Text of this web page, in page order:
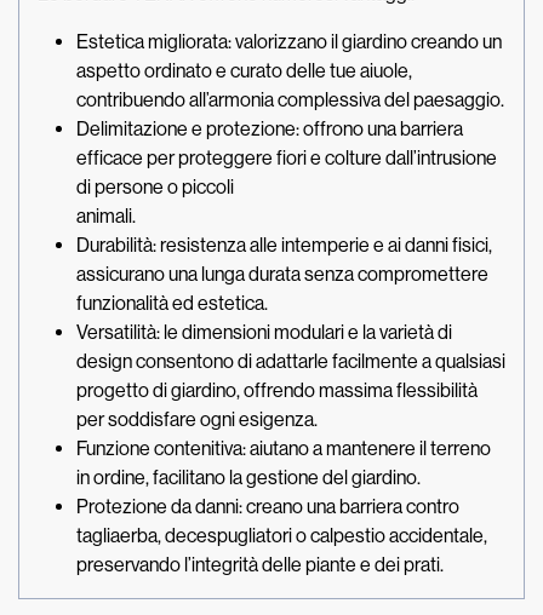
Estetica migliorata: valorizzano il giardino creando un
aspetto ordinato e curato delle tue aiuole,
contribuendo all’armonia complessiva del paesaggio.
Delimitazione e protezione: offrono una barriera
efficace per proteggere fiori e colture dall’intrusione
di persone o piccoli
animali.
Durabilità: resistenza alle intemperie e ai danni fisici,
assicurano una lunga durata senza compromettere
funzionalità ed estetica.
Versatilità: le dimensioni modulari e la varietà di
design consentono di adattarle facilmente a qualsiasi
progetto di giardino, offrendo massima flessibilità
per soddisfare ogni esigenza.
Funzione contenitiva: aiutano a mantenere il terreno
in ordine, facilitano la gestione del giardino.
Protezione da danni: creano una barriera contro
tagliaerba, decespugliatori o calpestio accidentale,
preservando l’integrità delle piante e dei prati.